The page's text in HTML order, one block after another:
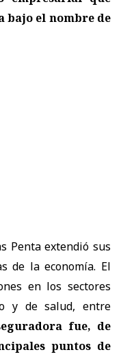
bajo el nombre de
Penta extendió sus
de la economía. El
en los sectores
y de salud, entre
fue, de
puntos de